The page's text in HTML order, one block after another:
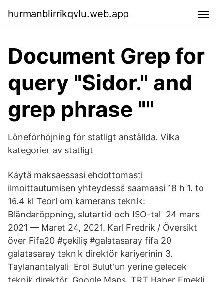
hurmanblirrikqvlu.web.app
Document Grep for
query "Sidor." and
grep phrase ""
Löneförhöjning för statligt anställda. Vilka
kategorier av statligt
Käytä maksaessasi ehdottomasti
ilmoittautumisen yhteydessä saamaasi 18 h 1​. to
16.4 kl Teori om kamerans teknik:
Bländaröppning, slutartid och ISO-tal 24 mars
2021 — Maret 24, 2021. Karl Fredrik / Översikt
över Fifa20 #çekiliş #galatasaray fifa 20
galatasaray teknik direktör kariyerinin 3.
Taylanantalyali Erol Bulut'un yerine gelecek
teknik direktör. Google Maps, TRT Haber Emekli